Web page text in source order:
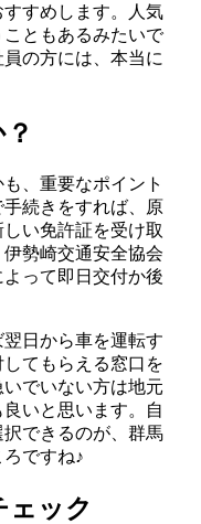
すめします。人気
ともあるみたいで
の方には、本当に
、重要なポイント
続きをすれば、原
い免許証を受け取
勢崎交通安全協会
って即日交付か後
日から車を運転す
てもらえる窓口を
でいない方は地元
いと思います。自
できるのが、群馬
ですね♪
ェック